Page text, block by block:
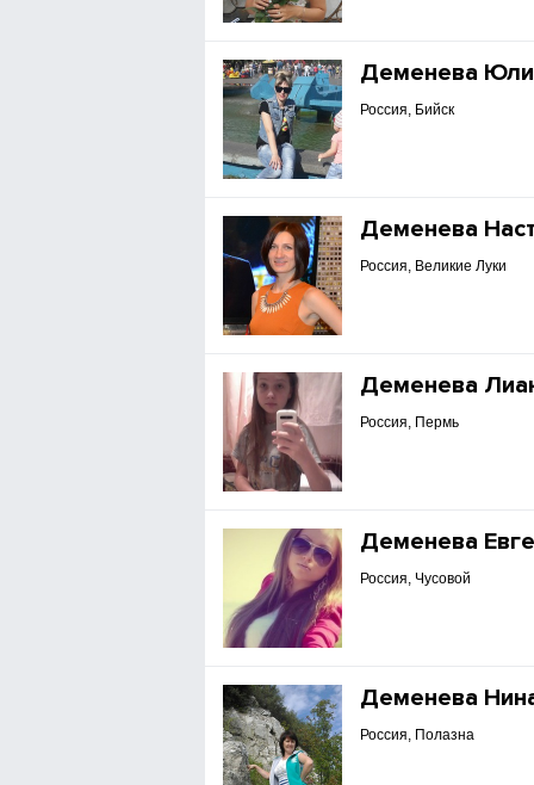
Деменева
Россия, Бийск
Деменева
Россия, Великие Луки
Деменева
Россия, Пермь
Деменева
Россия, Чусовой
Деменева
Россия, Полазна